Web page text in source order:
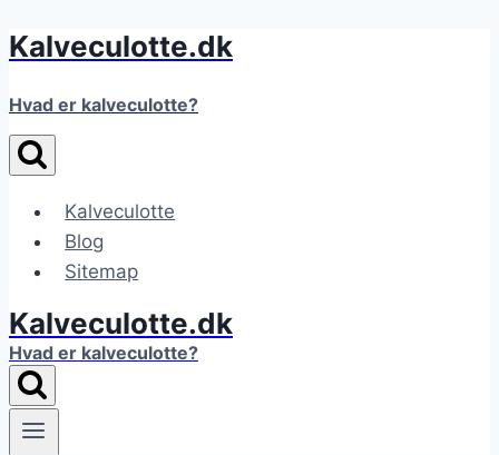
Fortsæt
indhold
Kalveculotte.dk
Hvad er kalveculotte?
Kalveculotte
Blog
Sitemap
Kalveculotte.dk
Hvad er kalveculotte?